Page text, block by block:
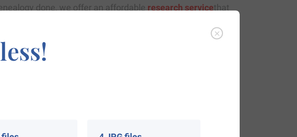
done, we offer an affordableresearch servicethat
from, and who you are.